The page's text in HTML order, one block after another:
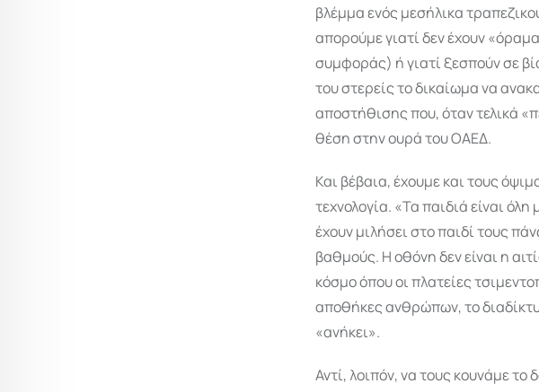
βλέμμα ενός μεσήλικα
απορούμε γιατί δεν έχουν
συμφοράς) ή γιατί ξεσπούν σε
του στερείς το δικαίωμα να
αποστήθισης που, όταν τελικά
θέση στην ουρά του ΟΑΕΔ.
Και βέβαια, έχουμε και τους
τεχνολογία. «Τα παιδιά είναι
έχουν μιλήσει στο παιδί τους
βαθμούς. Η οθόνη δεν είναι η
κόσμο όπου οι πλατείες
αποθήκες ανθρώπων, το
«ανήκει».
Αντί, λοιπόν, να τους κουνάμε